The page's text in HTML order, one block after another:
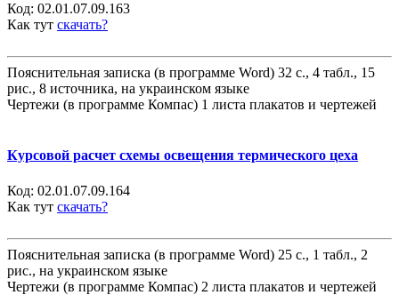
Код: 02.01.07.09.163
Как тут скачать?
Пояснительная записка (в программе Word) 32 с., 4 табл., 15
рис., 8 источника, на украинском языке
Чертежи (в программе Компас) 1 листа плакатов и чертежей
Курсовой расчет схемы освещения термического цеха
Код: 02.01.07.09.164
Как тут скачать?
Пояснительная записка (в программе Word) 25 с., 1 табл., 2
рис., на украинском языке
Чертежи (в программе Компас) 2 листа плакатов и чертежей